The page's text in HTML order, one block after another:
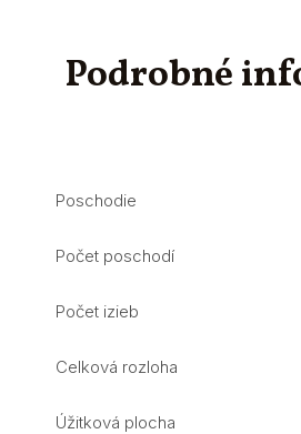
Podrobné
Poschodie
Počet poschodí
Počet izieb
Celková rozloha
Úžitková plocha